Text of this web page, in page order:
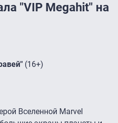
"VIP Megahit" на
(16+)
Вселенной Marvel